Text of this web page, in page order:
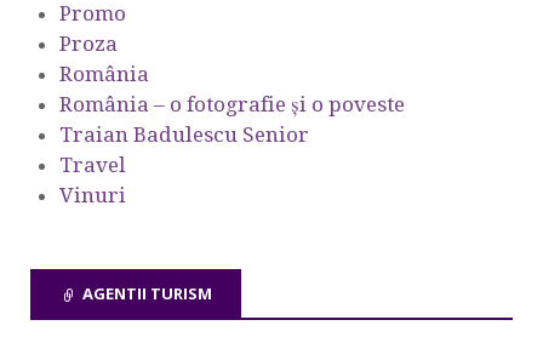
Promo
Proza
România
România – o fotografie şi o poveste
Traian Badulescu Senior
Travel
Vinuri
AGENTII TURISM